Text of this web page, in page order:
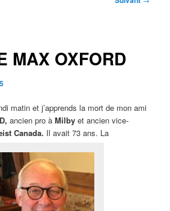
MAX OXFORD
matin et j’apprends la mort de mon ami
ancien pro à Milbyet ancien vice-
Canada. Il avait 73 ans. La